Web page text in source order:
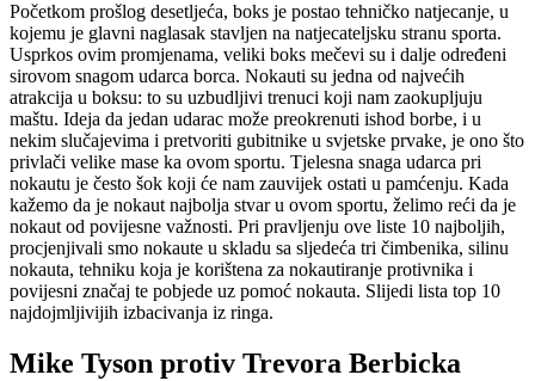
Početkom prošlog desetljeća, boks je postao tehničko natjecanje, u
kojemu je glavni naglasak stavljen na natjecateljsku stranu sporta.
Usprkos ovim promjenama, veliki boks mečevi su i dalje određeni
sirovom snagom udarca borca. Nokauti su jedna od najvećih
atrakcija u boksu: to su uzbudljivi trenuci koji nam zaokupljuju
maštu. Ideja da jedan udarac može preokrenuti ishod borbe, i u
nekim slučajevima i pretvoriti gubitnike u svjetske prvake, je ono što
privlači velike mase ka ovom sportu. Tjelesna snaga udarca pri
nokautu je često šok koji će nam zauvijek ostati u pamćenju. Kada
kažemo da je nokaut najbolja stvar u ovom sportu, želimo reći da je
nokaut od povijesne važnosti. Pri pravljenju ove liste 10 najboljih,
procjenjivali smo nokaute u skladu sa sljedeća tri čimbenika, silinu
nokauta, tehniku koja je korištena za nokautiranje protivnika i
povijesni značaj te pobjede uz pomoć nokauta. Slijedi lista top 10
najdojmljivijih izbacivanja iz ringa.
Mike Tyson protiv Trevora Berbicka